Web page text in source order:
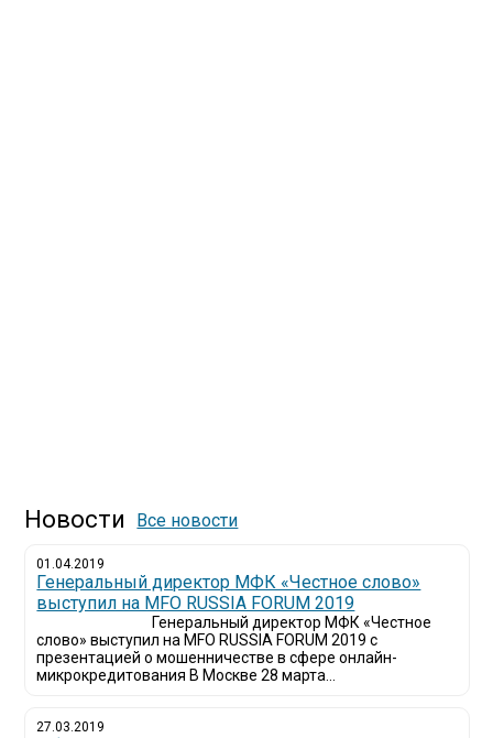
Новости Все новости
01.04.2019
Генеральный директор МФК «Честное слово»
выступил на MFO RUSSIA FORUM 2019
Генеральный директор МФК «Честное
слово» выступил на MFO RUSSIA FORUM 2019 с
презентацией о мошенничестве в сфере онлайн-
микрокредитования В Москве 28 марта...
27.03.2019